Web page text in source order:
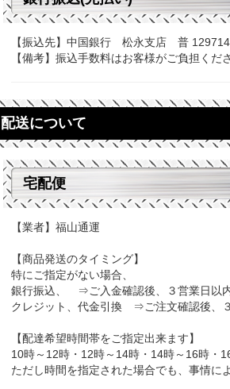
【振込先】中国銀行 松永支店 普
【備考】振込手数料はお客様がご負担くだ
配送について
宅配便
【業者】福山通運
【商品発送のタイミング】
特にご指定がない場合、
銀行振込、 ⇒ご入金確認後、３営業日以内
クレジット、代金引換 ⇒ご注文確認後、
【配達希望時間帯をご指定出来ます】
10時～12時・12時～14時・14時～16時・
ただし時間を指定された場合でも、事情に